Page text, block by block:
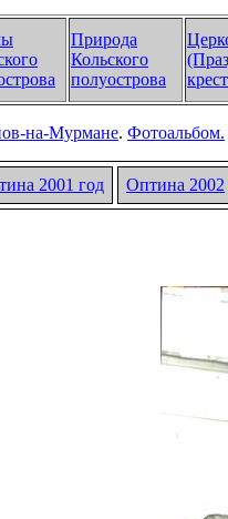
Природа
Кольского
полуострова
на-Мурмане. Фотоальбом.
2001 год Оптина 2002